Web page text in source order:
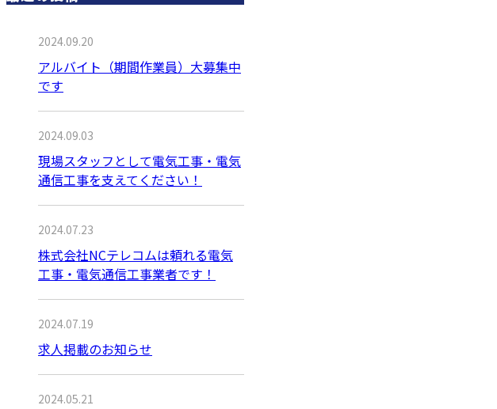
2024.09.20
アルバイト（期間作業員）大募集中
です
2024.09.03
現場スタッフとして電気工事・電気
通信工事を支えてください！
2024.07.23
株式会社NCテレコムは頼れる電気
工事・電気通信工事業者です！
2024.07.19
求人掲載のお知らせ
2024.05.21